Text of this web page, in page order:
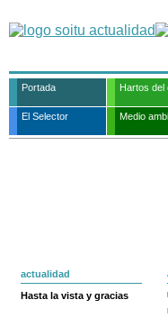
Portada Hartos del
El Selector Medio
actualidad
Hasta la vista y gracias